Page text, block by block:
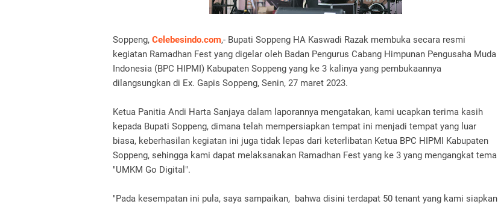
Soppeng, Celebesindo.com,- Bupati Soppeng HA Kaswadi Razak membuka secara resmi
kegiatan Ramadhan Fest yang digelar oleh Badan Pengurus Cabang Himpunan Pengusaha Muda
Indonesia (BPC HIPMI) Kabupaten Soppeng yang ke 3 kalinya yang pembukaannya
dilangsungkan di Ex. Gapis Soppeng, Senin, 27 maret 2023.
Ketua Panitia Andi Harta Sanjaya dalam laporannya mengatakan, kami ucapkan terima kasih
kepada Bupati Soppeng, dimana telah mempersiapkan tempat ini menjadi tempat yang luar
biasa, keberhasilan kegiatan ini juga tidak lepas dari keterlibatan Ketua BPC HIPMI Kabupaten
Soppeng, sehingga kami dapat melaksanakan Ramadhan Fest yang ke 3 yang mengangkat tema
"UMKM Go Digital".
"Pada kesempatan ini pula, saya sampaikan, bahwa disini terdapat 50 tenant yang kami siapkan